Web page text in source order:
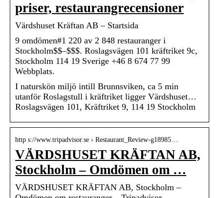
priser, restaurangrecensioner
Värdshuset Kräftan AB – Startsida
9 omdömen#1 220 av 2 848 restauranger i
Stockholm$$–$$$. Roslagsvägen 101 kräftriket 9c,
Stockholm 114 19 Sverige +46 8 674 77 99
Webbplats.
I naturskön miljö intill Brunnsviken, ca 5 min
utanför Roslagstull i kräftriket ligger Värdshuset…
Roslagsvägen 101, Kräftriket 9, 114 19 Stockholm
http s://www.tripadvisor.se › Restaurant_Review-g18985…
VÄRDSHUSET KRÄFTAN AB,
Stockholm – Omdömen om …
VÄRDSHUSET KRÄFTAN AB, Stockholm –